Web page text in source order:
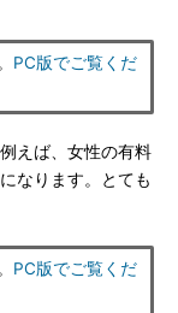
PC版でご覧くだ
えば、女性の有料
なります。とても
PC版でご覧くだ